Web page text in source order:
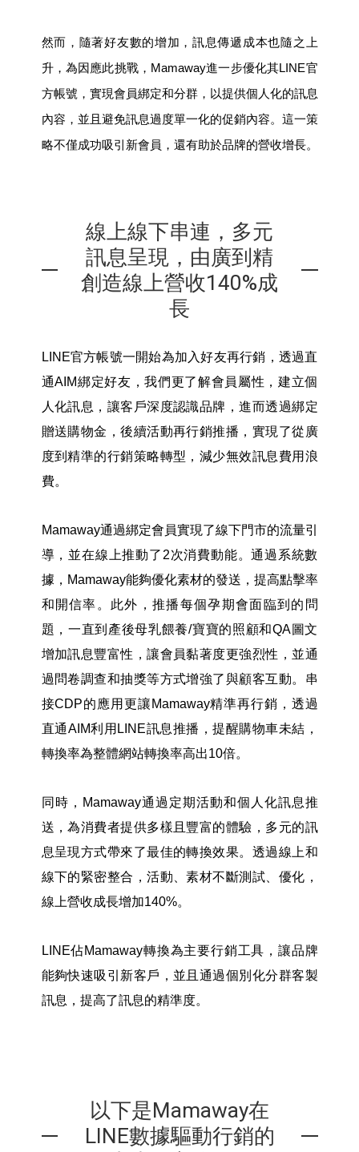
然而，隨著好友數的增加，訊息傳遞成本也隨之上
升，為因應此挑戰，Mamaway進一步優化其LINE官
方帳號，實現會員綁定和分群，以提供個人化的訊息
內容，並且避免訊息過度單一化的促銷內容。這一策
略不僅成功吸引新會員，還有助於品牌的營收增長。
線上線下串連，多元
訊息呈現，由廣到精
創造線上營收140%成
長
LINE官方帳號一開始為加入好友再行銷，透過直
通AIM綁定好友，我們更了解會員屬性，建立個
人化訊息，讓客戶深度認識品牌，進而透過綁定
贈送購物金，後續活動再行銷推播，實現了從廣
度到精準的行銷策略轉型，減少無效訊息費用浪
費。
Mamaway通過綁定會員實現了線下門市的流量引
導，並在線上推動了2次消費動能。通過系統數
據，Mamaway能夠優化素材的發送，提高點擊率
和開信率。此外，推播每個孕期會面臨到的問
題，一直到產後母乳餵養/寶寶的照顧和QA圖文
增加訊息豐富性，讓會員黏著度更強烈性，並通
過問卷調查和抽獎等方式增強了與顧客互動。串
接CDP的應用更讓Mamaway精準再行銷，透過
直通AIM利用LINE訊息推播，提醒購物車未結，
轉換率為整體網站轉換率高出10倍。
同時，Mamaway通過定期活動和個人化訊息推
送，為消費者提供多樣且豐富的體驗，多元的訊
息呈現方式帶來了最佳的轉換效果。透過線上和
線下的緊密整合，活動、素材不斷測試、優化，
線上營收成長增加140%。
LINE佔Mamaway轉換為主要行銷工具，讓品牌
能夠快速吸引新客戶，並且通過個別化分群客製
訊息，提高了訊息的精準度。
以下是Mamaway在
LINE數據驅動行銷的